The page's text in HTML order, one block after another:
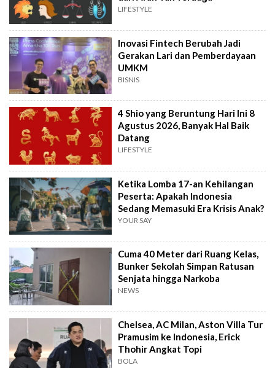
LIFESTYLE
Inovasi Fintech Berubah Jadi
Gerakan Lari dan Pemberdayaan
UMKM
BISNIS
4 Shio yang Beruntung Hari Ini 8
Agustus 2026, Banyak Hal Baik
Datang
LIFESTYLE
Ketika Lomba 17-an Kehilangan
Peserta: Apakah Indonesia
Sedang Memasuki Era Krisis Anak?
YOUR SAY
Cuma 40 Meter dari Ruang Kelas,
Bunker Sekolah Simpan Ratusan
Senjata hingga Narkoba
NEWS
Chelsea, AC Milan, Aston Villa Tur
Pramusim ke Indonesia, Erick
Thohir Angkat Topi
BOLA